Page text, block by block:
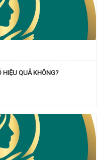
HIỆU QUẢ KHÔNG?